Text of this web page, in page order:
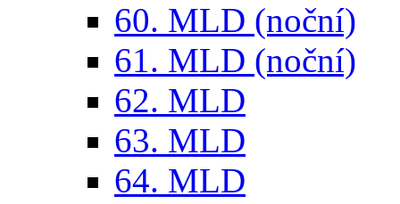
60. MLD (noční)
61. MLD (noční)
62. MLD
63. MLD
64. MLD